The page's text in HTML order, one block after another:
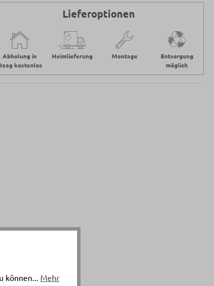
Lieferoptionen
Abholung in
kostenlos
Heimlieferung Montage
Entsorgung
möglich
Mehr